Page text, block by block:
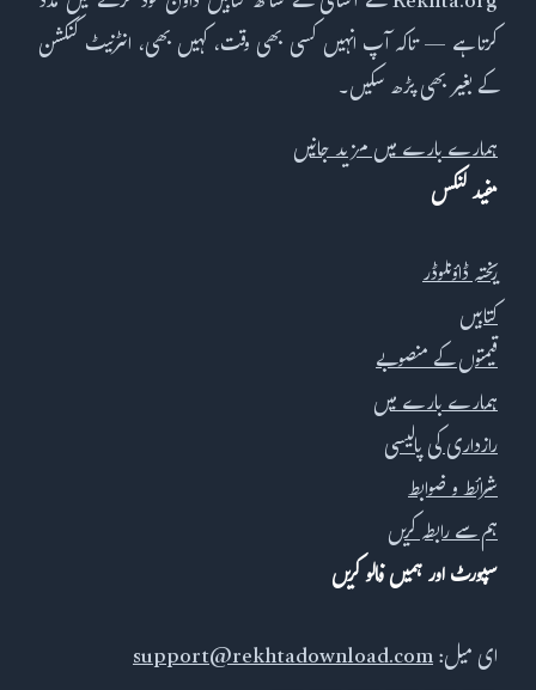
کرتا ہے — تاکہ آپ انہیں کسی بھی وقت، کہیں بھی، انٹرنیٹ کنکشن
کے بغیر بھی پڑھ سکیں۔
ہمارے بارے میں مزید جانیں
مفید لنکس
ریختہ ڈاؤنلوڈر
کتابیں
قیمتوں کے منصوبے
ہمارے بارے میں
رازداری کی پالیسی
شرائط و ضوابط
ہم سے رابطہ کریں
سپورٹ اور ہمیں فالو کریں
ای میل:support@rekhtadownload.com